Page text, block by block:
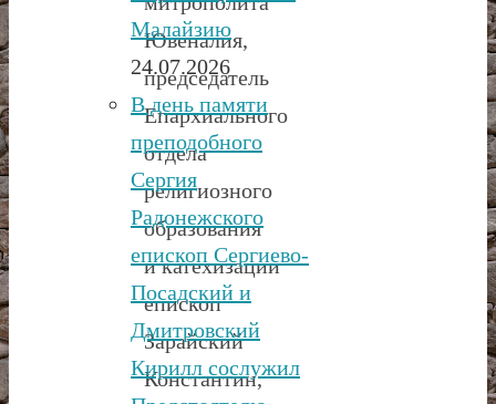
Ювеналия,
председатель
Епархиального
отдела
религиозного
образования
и катехизации
епископ
Зарайский
Константин,
Малайзию
24.07.2026
В день памяти
преподобного
Сергия
Радонежского
епископ Сергиево-
Посадский и
Дмитровский
Кирилл сослужил